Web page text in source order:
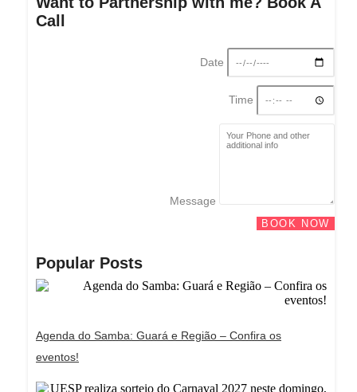
Call
Date
Time
Message
BOOK NOW
Popular Posts
Agenda do Samba: Guará e Região – Confira os
eventos!